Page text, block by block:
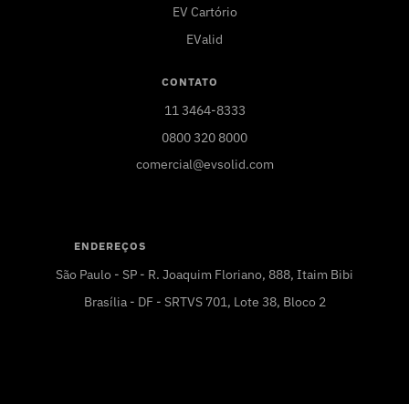
EV Cartório
EValid
CONTATO
11 3464-8333
0800 320 8000
comercial@evsolid.com
ENDEREÇOS
São Paulo - SP - R. Joaquim Floriano, 888, Itaim Bibi
Brasília - DF - SRTVS 701, Lote 38, Bloco 2